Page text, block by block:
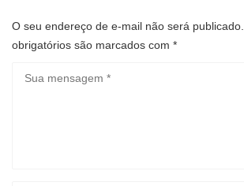
O seu endereço de e-mail não será publicado.
obrigatórios são marcados com *